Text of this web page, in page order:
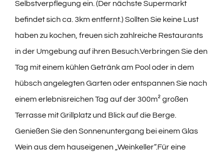
Selbstverpflegung ein. (Der nächste Supermarkt
befindet sich ca. 3km entfernt.) Sollten Sie keine Lust
haben zu kochen, freuen sich zahlreiche Restaurants
in der Umgebung auf ihren Besuch.Verbringen Sie den
Tag mit einem kühlen Getränk am Pool oder in dem
hübsch angelegten Garten oder entspannen Sie nach
einem erlebnisreichen Tag auf der 300m² großen
Terrasse mit Grillplatz und Blick auf die Berge.
Genießen Sie den Sonnenuntergang bei einem Glas
Wein aus dem hauseigenen „Weinkeller“.Für eine